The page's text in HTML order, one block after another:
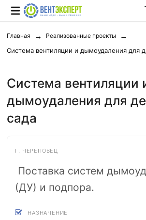
Главная Реализованные проекты
Система вентиляции и дымоудаления для
Система вентиляции
дымоудаления для
сада
Г. ЧЕРЕПОВЕЦ
Поставка систем
(ДУ) и подпора.
НАЗНАЧЕНИЕ